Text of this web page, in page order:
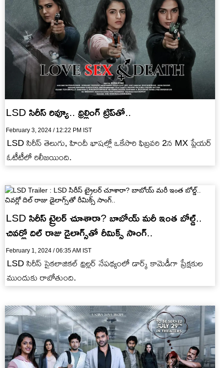
LSD సిరీస్ రివ్యూ.. థ్రిల్లింగ్ ట్రిప్‌తో..
February 3, 2024 / 12:22 PM IST
LSD సిరీస్ తెలుగు, హిందీ భాషల్లో ఒకేసారి ఫిబ్రవరి 2న MX ప్లేయర్
ఓటీటీలో రిలీజయింది.
LSD సిరీస్ ట్రైలర్ చూశారా? బాబోయ్ మరీ ఇంత బోల్డ్..
చివర్లో దిల్ రాజు డైలాగ్స్‌తో రీమిక్స్ సాంగ్..
February 1, 2024 / 06:35 AM IST
LSD సిరీస్ సైకలాజికల్ థ్రిల్లర్ నేపథ్యంలో డార్క్ కామెడీగా ప్రేక్షకుల
ముందుకు రాబోతుంది.